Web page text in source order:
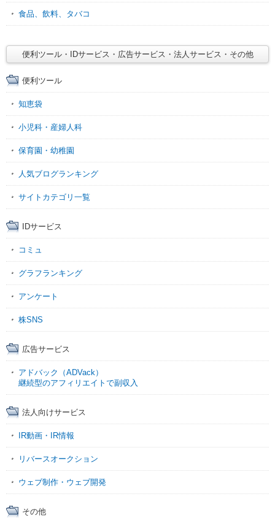
食品、飲料、タバコ
便利ツール・IDサービス・広告サービス・法人サービス・その他
便利ツール
知恵袋
小児科・産婦人科
保育園・幼稚園
人気ブログランキング
サイトカテゴリ一覧
IDサービス
コミュ
グラフランキング
アンケート
株SNS
広告サービス
アドバック（ADVack）
継続型のアフィリエイトで副収入
法人向けサービス
IR動画・IR情報
リバースオークション
ウェブ制作・ウェブ開発
その他